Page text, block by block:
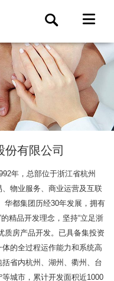
有限公司
年，总部位于浙江省杭州
物业服务、商业运营及互联
华都集团历经30年发展，拥有
精品开发理念，坚持“立足浙
质房产品开发。已具备集投资
的全过程运作能力和系统高
省内杭州、湖州、衢州、台
城市，累计开发面积近1000